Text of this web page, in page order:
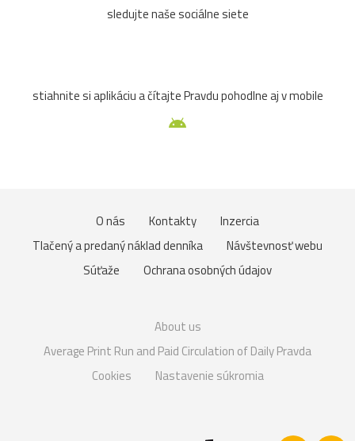
sledujte naše sociálne siete
stiahnite si aplikáciu a čítajte Pravdu pohodlne aj v mobile
O nás Kontakty
Inzercia
Tlačený a predaný náklad denníka
Návštevnosť webu
Súťaže
Ochrana osobných údajov
About us
Average Print Run and Paid Circulation of Daily Pravda
Cookies
Nastavenie súkromia